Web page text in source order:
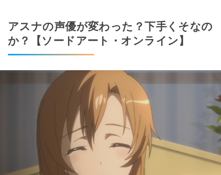
アスナの声優が変わった？下手くそなの
か？【ソードアート・オンライン】